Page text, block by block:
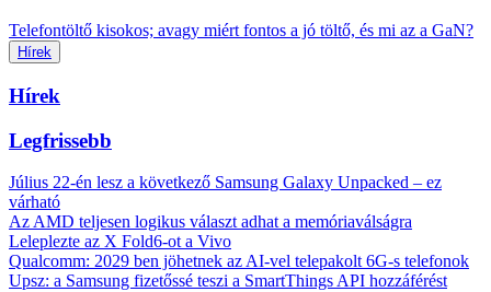
Telefontöltő kisokos; avagy miért fontos a jó töltő, és mi az a GaN?
Hírek
Hírek
Legfrissebb
Július 22-én lesz a következő Samsung Galaxy Unpacked – ez
várható
Az AMD teljesen logikus választ adhat a memóriaválságra
Leleplezte az X Fold6-ot a Vivo
Qualcomm: 2029 ben jöhetnek az AI-vel telepakolt 6G-s telefonok
Upsz: a Samsung fizetőssé teszi a SmartThings API hozzáférést